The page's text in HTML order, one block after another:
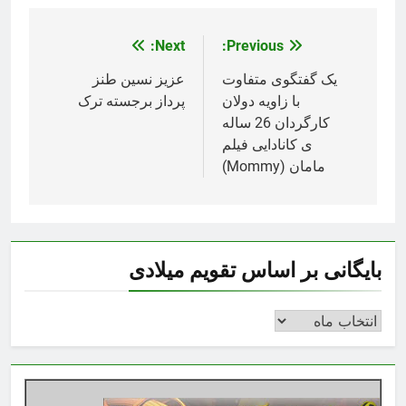
راهبری
نوشته
Previous:
یک گفتگوی متفاوت
با زاویه دولان
کارگردان 26 ساله
ی کانادایی فیلم
مامان (Mommy)
Next:
عزیز نسین طنز
پرداز برجسته ترک
بایگانی بر اساس تقویم میلادی
بایگانی
اساس
تقویم